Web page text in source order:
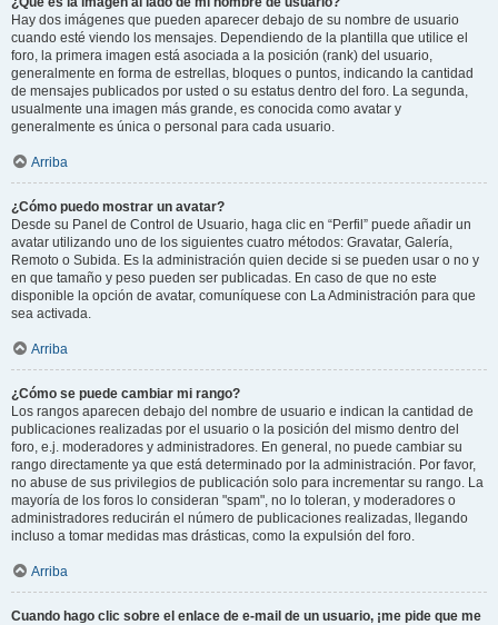
Hay dos imágenes que pueden aparecer debajo de su nombre de usuario
cuando esté viendo los mensajes. Dependiendo de la plantilla que utilice el
foro, la primera imagen está asociada a la posición (rank) del usuario,
generalmente en forma de estrellas, bloques o puntos, indicando la cantidad
de mensajes publicados por usted o su estatus dentro del foro. La segunda,
usualmente una imagen más grande, es conocida como avatar y
generalmente es única o personal para cada usuario.
Arriba
¿Cómo puedo mostrar un avatar?
Desde su Panel de Control de Usuario, haga clic en “Perfil” puede añadir un
avatar utilizando uno de los siguientes cuatro métodos: Gravatar, Galería,
Remoto o Subida. Es la administración quien decide si se pueden usar o no y
en que tamaño y peso pueden ser publicadas. En caso de que no este
disponible la opción de avatar, comuníquese con La Administración para que
sea activada.
Arriba
¿Cómo se puede cambiar mi rango?
Los rangos aparecen debajo del nombre de usuario e indican la cantidad de
publicaciones realizadas por el usuario o la posición del mismo dentro del
foro, e.j. moderadores y administradores. En general, no puede cambiar su
rango directamente ya que está determinado por la administración. Por favor,
no abuse de sus privilegios de publicación solo para incrementar su rango. La
mayoría de los foros lo consideran "spam", no lo toleran, y moderadores o
administradores reducirán el número de publicaciones realizadas, llegando
incluso a tomar medidas mas drásticas, como la expulsión del foro.
Arriba
Cuando hago clic sobre el enlace de e-mail de un usuario, ¡me pide que me